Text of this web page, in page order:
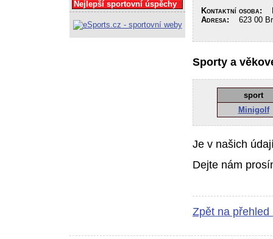
Kontaktní osoba:
Adresa: 623 00
Sporty a
sport
Minigolf
Je v našich
Dejte nám
Zpět na přehled
Nejlepší sportovní úspěchy